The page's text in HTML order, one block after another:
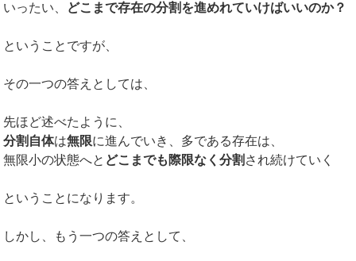
いったい、 どこまで存在の分割を進めれていけばいいのか？
ということですが、
その一つの答えとしては、
先ほど述べたように、
分割自体は無限に進んでいき、多である存在は、
無限小の状態へと どこまでも際限なく分割 され続けていく
ということになります。
しかし、もう一つの答えとして、